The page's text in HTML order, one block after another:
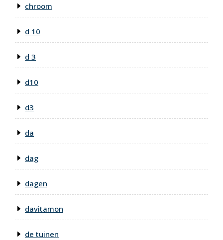
chroom
d 10
d 3
d10
d3
da
dag
dagen
davitamon
de tuinen